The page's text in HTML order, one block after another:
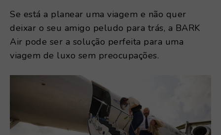
Se está a planear uma viagem e não quer
deixar o seu amigo peludo para trás, a BARK
Air pode ser a solução perfeita para uma
viagem de luxo sem preocupações.